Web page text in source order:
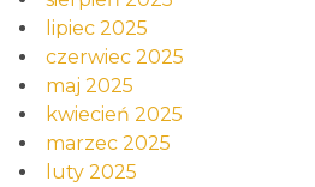
lipiec 2025
czerwiec 2025
maj 2025
kwiecień 2025
marzec 2025
luty 2025